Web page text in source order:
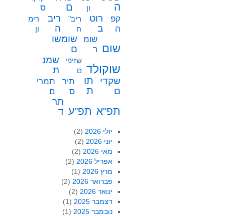
ה
ון
ם
ס
קפ
ה
רוט
ב
ריב"
ח
ריב
ה
רימ
ון
שום
שומ
ר
שומשו
ם
שוקולד
שזיפי
ם
שמנ
ת
שקדי
ם
תו
ת
תיר
ס
תמרי
ם
תפ"א תפ"ע
תר
ד
יולי 2026
(2)
יוני 2026
(2)
מאי 2026
(2)
אפריל 2026
(2)
מרץ 2026
(1)
פברואר 2026
(2)
ינואר 2026
(2)
דצמבר 2025
(1)
נובמבר 2025
(1)